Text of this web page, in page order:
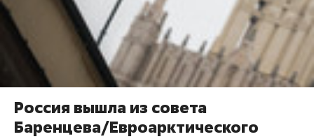
Россия вышла из совета
Баренцева/Евроарктического